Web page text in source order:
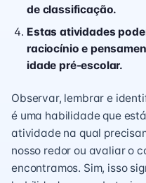
de classificação.
Estas atividades
raciocínio e
idade pré-escolar.
Observar, lembrar e
é uma habilidade que
atividade na qual
nosso redor ou avaliar o
encontramos. Sim, isso